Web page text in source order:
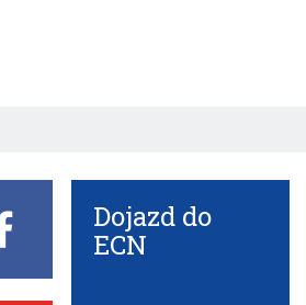
Facebook
ECN
Dojazd do
ECN